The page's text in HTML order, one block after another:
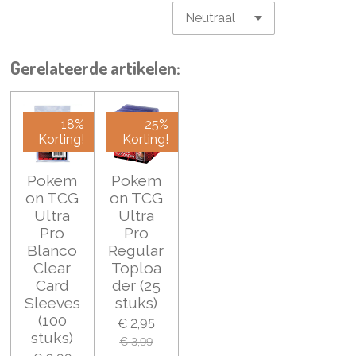
Gerelateerde artikelen:
18%
Korting!
Pokem
on TCG
Ultra
Pro
Blanco
Clear
Card
Sleeves
(100
stuks)
25%
Korting!
Pokem
on TCG
Ultra
Pro
Regular
Toploa
der (25
stuks)
€ 2,95
€ 3,99